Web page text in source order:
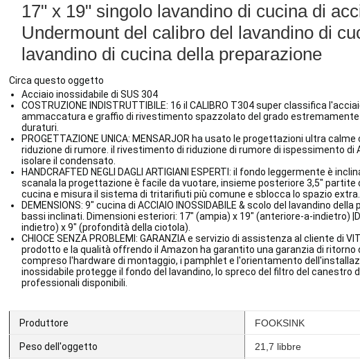
17" x 19" singolo lavandino di cucina di
Undermount del calibro del lavandino di
lavandino di cucina della preparazione
Circa questo oggetto
Acciaio inossidabile di SUS 304
COSTRUZIONE INDISTRUTTIBILE: 16 il CALIBRO T304 super classifica
ammaccatura e graffio di rivestimento spazzolato del grado
duraturi.
PROGETTAZIONE UNICA: MENSARJOR ha usato le progettazioni ultra
riduzione di rumore. il rivestimento di riduzione di rumore di ispessimento di
isolare il condensato.
HANDCRAFTED NEGLI DAGLI ARTIGIANI ESPERTI: il fondo leggermente è
scanala la progettazione è facile da vuotare, insieme posteriore 3,5"
cucina e misura il sistema di tritarifiuti più comune e sblocca lo spazio extra.
DEMENSIONS: 9" cucina di ACCIAIO INOSSIDABILE & scolo del lavandino
bassi inclinati. Dimensioni esteriori: 17" (ampia) x 19" (anteriore-a-indietro)
indietro) x 9" (profondità della ciotola).
CHIOCE SENZA PROBLEMI: GARANZIA e servizio di assistenza al cliente di
prodotto e la qualità offrendo il Amazon ha garantito una garanzia di ritorno
compreso l'hardware di montaggio, i pamphlet e l'orientamento
inossidabile protegge il fondo del lavandino, lo spreco del filtro del canestro
professionali disponibili.
Produttore FOOKSINK
Peso dell'oggetto 21,7 libbre